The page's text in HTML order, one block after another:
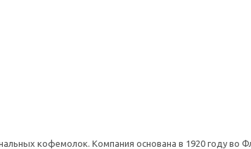
кофемолок. Компания основана в 1920 году во